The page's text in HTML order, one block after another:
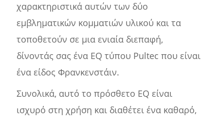
χαρακτηριστικά αυτών των δύο
εμβληματικών κομματιών υλικού και τα
τοποθετούν σε μια ενιαία διεπαφή,
δίνοντάς σας ένα EQ τύπου Pultec που είναι
ένα είδος Φρανκενστάιν.
Συνολικά, αυτό το πρόσθετο EQ είναι
ισχυρό στη χρήση και διαθέτει ένα καθαρό,